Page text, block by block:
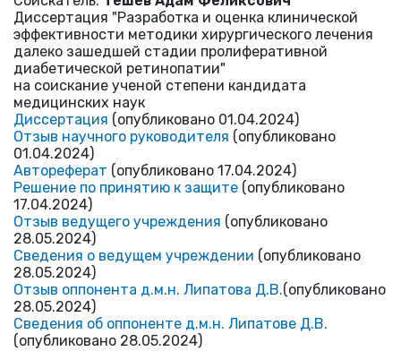
Диссертация "Разработка и оценка клинической
эффективности методики хирургического лечения
далеко зашедшей стадии пролиферативной
диабетической ретинопатии"
на соискание ученой степени кандидата
медицинских наук
Диссертация (опубликовано 01.04.2024)
Отзыв научного руководителя (опубликовано
01.04.2024)
Автореферат (опубликовано 17.04.2024)
Решение по принятию к защите (опубликовано
17.04.2024)
Отзыв ведущего учреждения (опубликовано
28.05.2024)
Сведения о ведущем учреждении (опубликовано
28.05.2024)
Отзыв оппонента д.м.н. Липатова Д.В.(опубликовано
28.05.2024)
Сведения об оппоненте д.м.н. Липатове Д.В.
(опубликовано 28.05.2024)